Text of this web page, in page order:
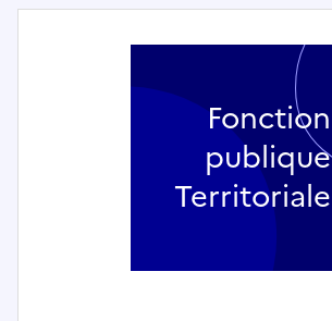
Fonction
publique
Territoriale